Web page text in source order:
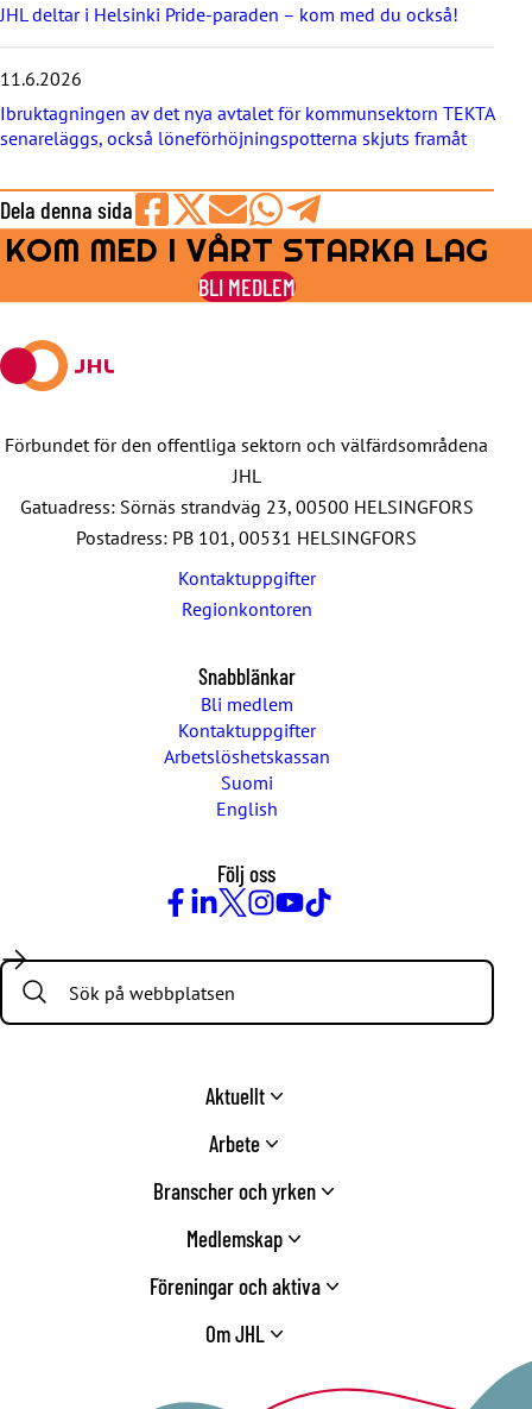
n
a
JHL deltar i Helsinki Pride-paraden – kom med du också!
11.6.2026
Ibruktagningen av det nya avtalet för kommunsektorn TEKTA
senareläggs, också löneförhöjningspotterna skjuts framåt
Dela denna sida
Share
on
Facebook
Share
on
Share
by
E-
Share
on
WhatsApp
Share
on
Telegram
KOM MED I VÅRT STARKA LAG
BLI MEDLEM
Förbundet för den offentliga sektorn och välfärdsområdena
JHL
Gatuadress: Sörnäs strandväg 23, 00500 HELSINGFORS
Postadress: PB 101, 00531 HELSINGFORS
Kontaktuppgifter
Regionkontoren
Snabblänkar
Bli medlem
Kontaktuppgifter
Arbetslöshetskassan
Suomi
English
Följ oss
Search:
Aktuellt
Arbete
Branscher och yrken
Medlemskap
Föreningar och aktiva
Om JHL